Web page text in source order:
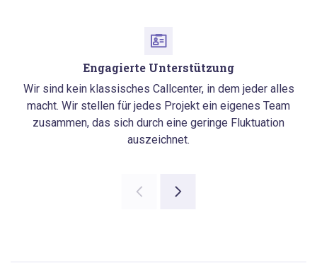
Engagierte Unterstützung
Wir sind kein klassisches Callcenter, in dem jeder alles
macht. Wir stellen für jedes Projekt ein eigenes Team
zusammen, das sich durch eine geringe Fluktuation
auszeichnet.